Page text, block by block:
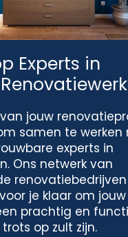
Experts in
jouw
samen te werken
experts in
Ons netwerk van
je klaar om
prachtig en
op zult zijn.